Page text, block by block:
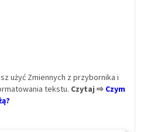
użyć Zmiennych z przybornika i
tekstu. Czytaj ⇨ Czym